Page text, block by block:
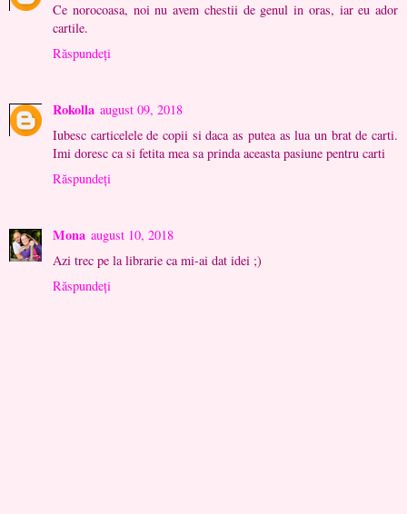
Ce norocoasa, noi nu avem chestii de genul in oras, iar eu ador
cartile.
Răspundeți
Rokolla august 09, 2018
Iubesc carticelele de copii si daca as putea as lua un brat de carti.
Imi doresc ca si fetita mea sa prinda aceasta pasiune pentru carti
Răspundeți
Mona august 10, 2018
Azi trec pe la librarie ca mi-ai dat idei ;)
Răspundeți